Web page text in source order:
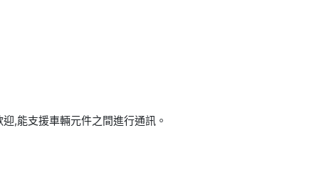
,能支援車輛元件之間進行通訊。